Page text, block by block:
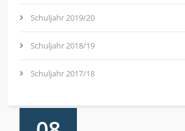
Schuljahr 2019/20
Schuljahr 2018/19
Schuljahr 2017/18